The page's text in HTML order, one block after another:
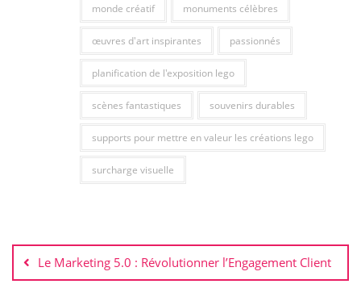
monde créatif monuments célèbres
œuvres d'art inspirantes passionnés
planification de l'exposition lego
scènes fantastiques souvenirs durables
supports pour mettre en valeur les créations lego
surcharge visuelle
de
l’article
Le Marketing 5.0 : Révolutionner l’Engagement Client